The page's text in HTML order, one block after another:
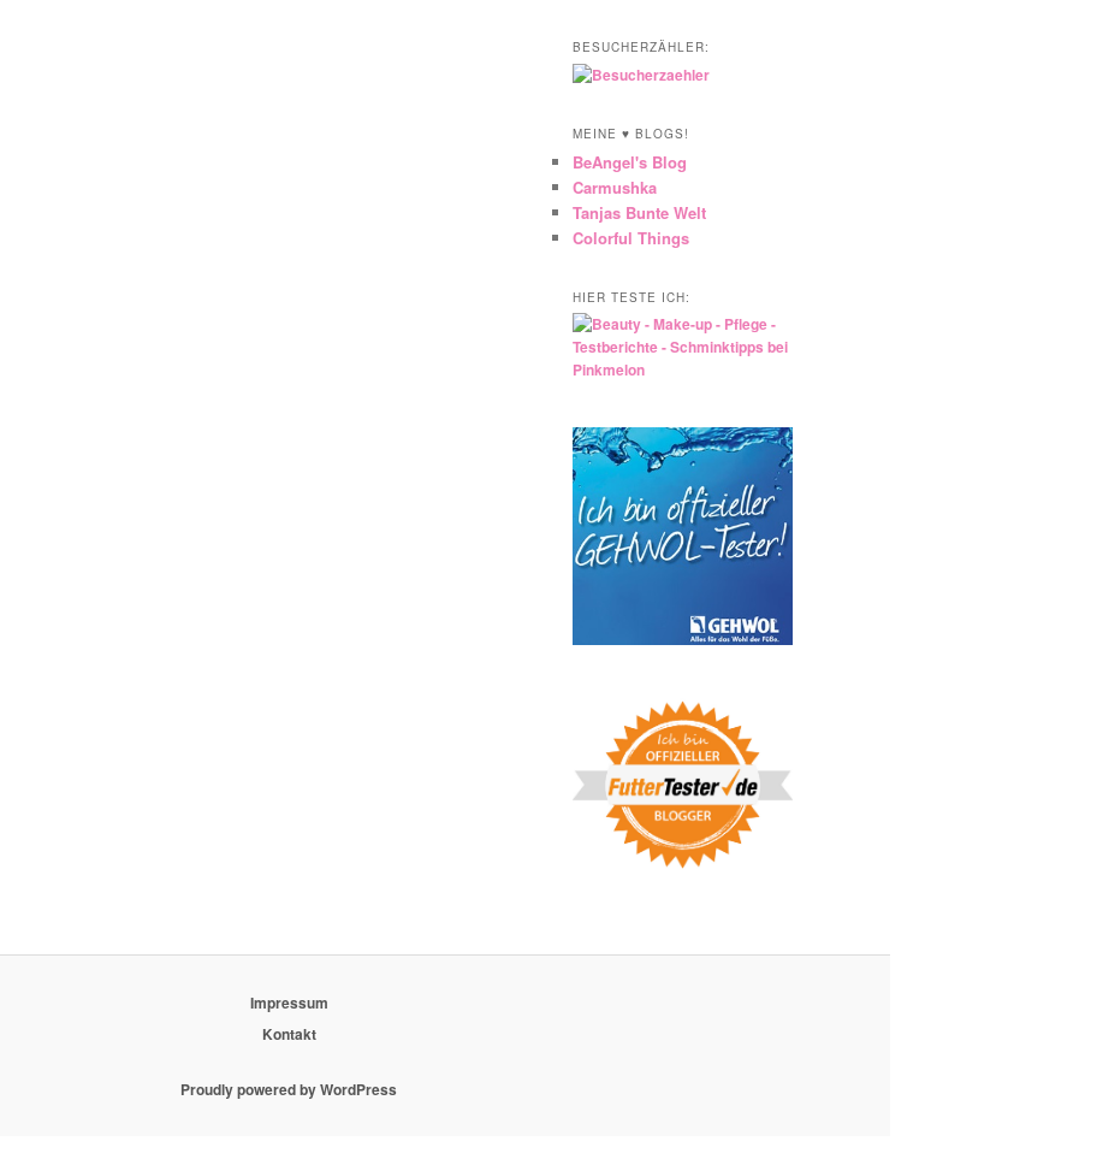
BESUCHERZÄHLER:
MEINE ♥ BLOGS!
BeAngel's Blog
Carmushka
Tanjas Bunte Welt
Colorful Things
HIER TESTE ICH:
Impressum
Kontakt
Proudly powered by WordPress